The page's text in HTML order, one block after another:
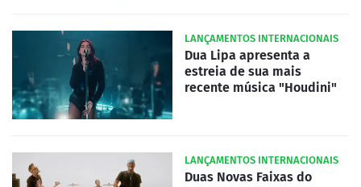
LANÇAMENTOS INTERNACIONAIS
Dua Lipa apresenta a
estreia de sua mais
recente música "Houdini"
LANÇAMENTOS INTERNACIONAIS
Duas Novas Faixas do